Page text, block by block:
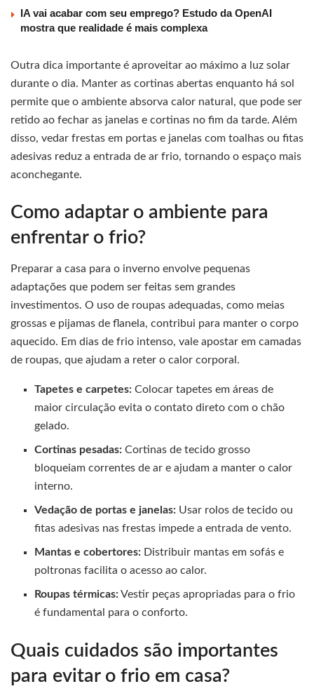
IA vai acabar com seu emprego? Estudo da OpenAI
mostra que realidade é mais complexa
Outra dica importante é aproveitar ao máximo a luz solar
durante o dia. Manter as cortinas abertas enquanto há sol
permite que o ambiente absorva calor natural, que pode ser
retido ao fechar as janelas e cortinas no fim da tarde. Além
disso, vedar frestas em portas e janelas com toalhas ou fitas
adesivas reduz a entrada de ar frio, tornando o espaço mais
aconchegante.
Como adaptar o ambiente para
enfrentar o frio?
Preparar a casa para o inverno envolve pequenas
adaptações que podem ser feitas sem grandes
investimentos. O uso de roupas adequadas, como meias
grossas e pijamas de flanela, contribui para manter o corpo
aquecido. Em dias de frio intenso, vale apostar em camadas
de roupas, que ajudam a reter o calor corporal.
Tapetes e carpetes: Colocar tapetes em áreas de
maior circulação evita o contato direto com o chão
gelado.
Cortinas pesadas: Cortinas de tecido grosso
bloqueiam correntes de ar e ajudam a manter o calor
interno.
Vedação de portas e janelas: Usar rolos de tecido ou
fitas adesivas nas frestas impede a entrada de vento.
Mantas e cobertores: Distribuir mantas em sofás e
poltronas facilita o acesso ao calor.
Roupas térmicas:Vestir peças apropriadas para o frio
é fundamental para o conforto.
Quais cuidados são importantes
para evitar o frio em casa?